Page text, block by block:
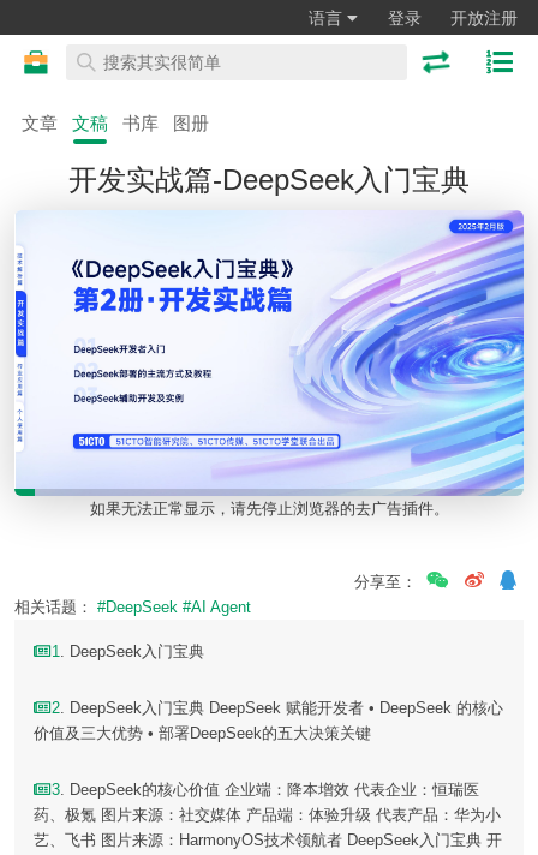
语言 登录 开放注册
文章 文稿 书库 图册
开发实战篇-DeepSeek入门宝典
如果无法正常显示，请先停止浏览器的去广告插件。
分享至：
相关话题： #DeepSeek #AI Agent
1. DeepSeek入门宝典
2. DeepSeek入门宝典 DeepSeek 赋能开发者 • DeepSeek 的核心
价值及三大优势 • 部署DeepSeek的五大决策关键
3. DeepSeek的核心价值 企业端：降本增效 代表企业：恒瑞医
药、极氪 图片来源：社交媒体 产品端：体验升级 代表产品：华为小
艺、飞书 图片来源：HarmonyOS技术领航者 DeepSeek入门宝典 开